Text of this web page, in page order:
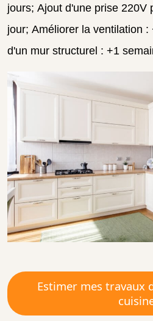
jours; Ajout d'une prise 220V
jour; Améliorer la ventilation :
d'un mur structurel : +1
Estimer mes travaux